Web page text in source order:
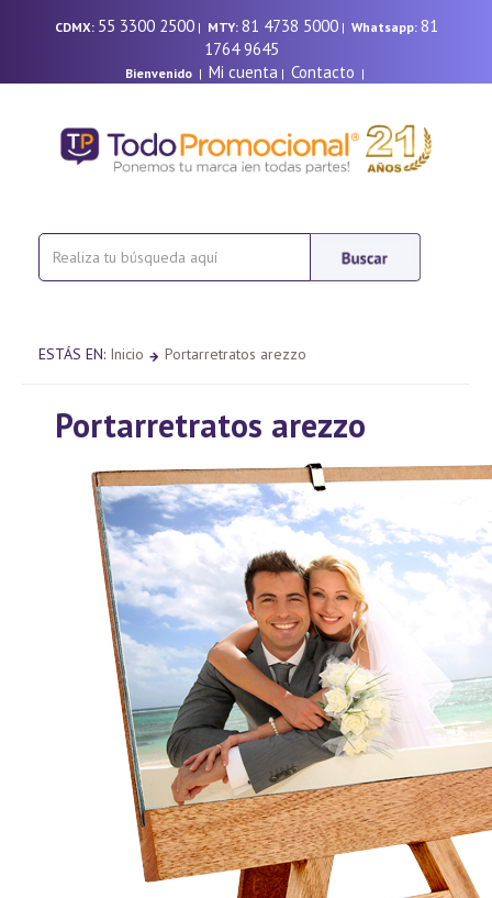
CDMX: 55 3300 2500| MTY: 81 4738 5000| Whatsapp: 81
1764 9645
Bienvenido| Mi cuenta | Contacto |
ESTÁS EN: Inicio Portarretratos arezzo
Portarretratos arezzo